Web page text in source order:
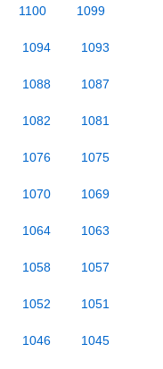
1100 1099
1094 1093
1088 1087
1082 1081
1076 1075
1070 1069
1064 1063
1058 1057
1052 1051
1046 1045